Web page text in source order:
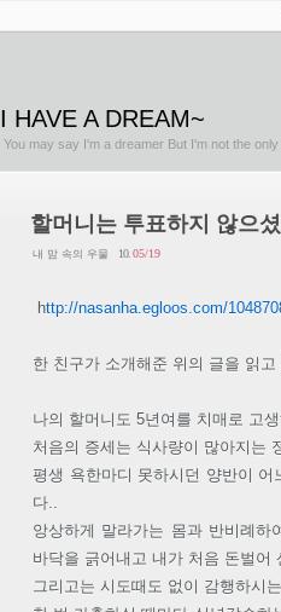
I HAVE A DREAM~
You may say I'm a dreamer But I'm not the
할머니는 투표하지 않으
내 맘 속의 우물 10. 05/19
http://nasanha.egloos.com/
한 친구가 소개해준 위의 글을 읽
나의 할머니도 5년여를 치매로 고
처음의 증세는 식사량이 많아지는
평생 욕한마디 못하시던 양반이
다..
앙상하게 말라가는 몸과 반비례
바닥을 긁어내고 내가 처음 돈벌어
그리고는 시도때도 없이 감행하시